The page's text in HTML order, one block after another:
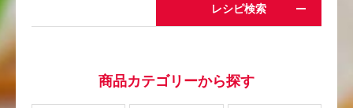
レシピ検索
商品カテゴリーから探す